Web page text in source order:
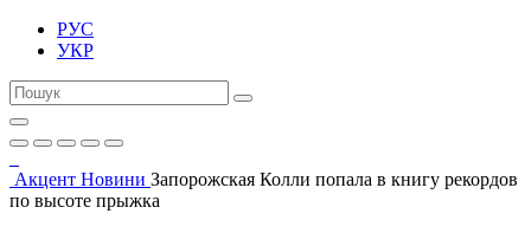
РУС
УКР
Акцент Новини Запорожская Колли попала в книгу рекордов
по высоте прыжка